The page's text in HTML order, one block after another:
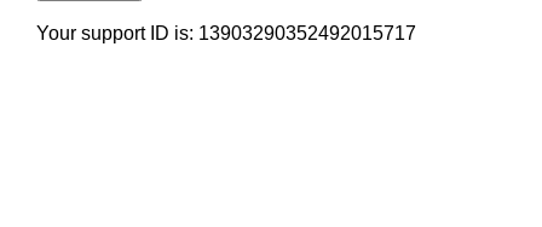
Your support ID is: 13903290352492015717